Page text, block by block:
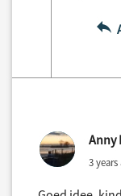
Anny
3 years